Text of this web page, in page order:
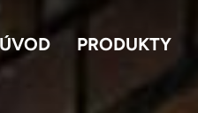
ÚVOD PRODUKTY